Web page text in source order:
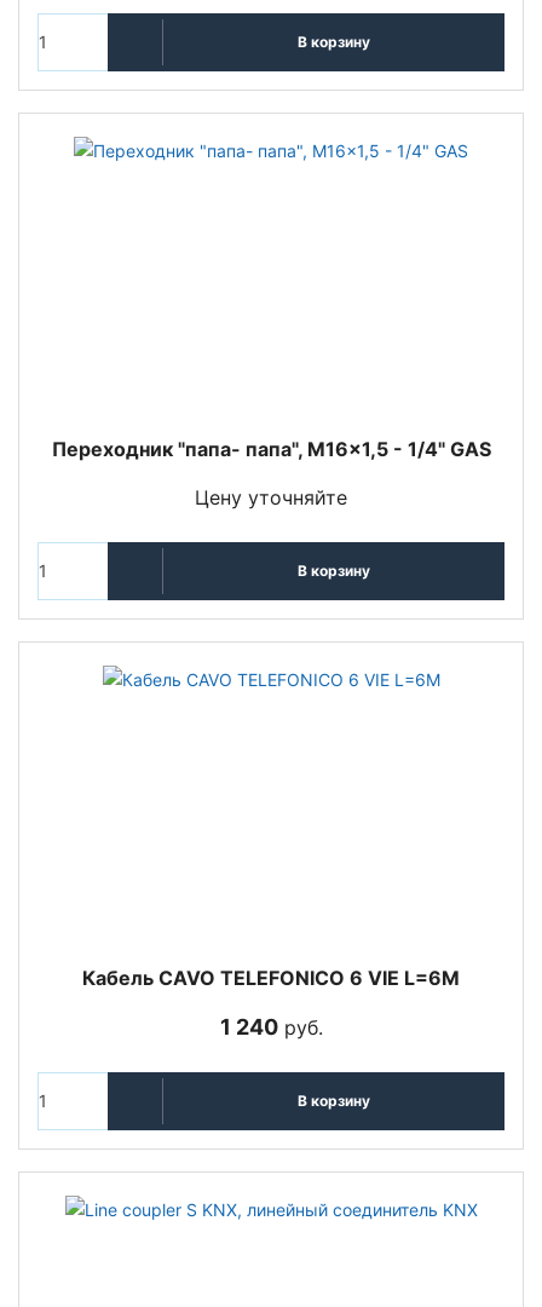
В корзину
Переходник "папа- папа", M16x1,5 - 1/4" GAS
Цену уточняйте
В корзину
Кабель CAVO TELEFONICO 6 VIE L=6M
1 240руб.
В корзину